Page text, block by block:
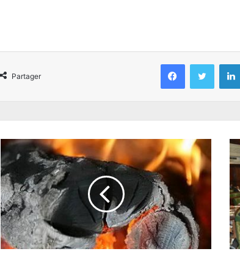
Partager
Facebook Twitter